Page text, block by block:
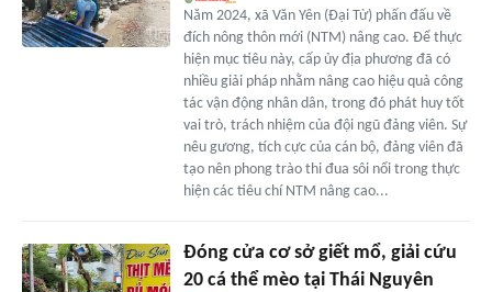
Năm 2024, xã Văn Yên (Đại Từ) phấn đấu về
đích nông thôn mới (NTM) nâng cao. Để thực
hiện mục tiêu này, cấp ủy địa phương đã có
nhiều giải pháp nhằm nâng cao hiệu quả công
tác vận động nhân dân, trong đó phát huy tốt
vai trò, trách nhiệm của đội ngũ đảng viên. Sự
nêu gương, tích cực của cán bộ, đảng viên đã
tạo nên phong trào thi đua sôi nổi trong thực
hiện các tiêu chí NTM nâng cao...
Đóng cửa cơ sở giết mổ, giải cứu
20 cá thể mèo tại Thái Nguyên